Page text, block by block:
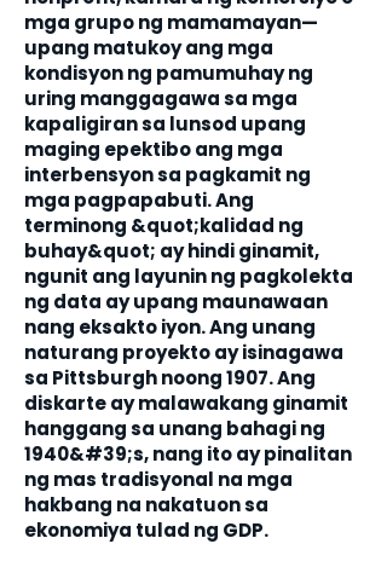
mga grupo ng mamamayan—
upang matukoy ang mga
kondisyon ng pamumuhay ng
uring manggagawa sa mga
kapaligiran sa lunsod upang
maging epektibo ang mga
interbensyon sa pagkamit ng
mga pagpapabuti. Ang
terminong &quot;kalidad ng
buhay&quot; ay hindi ginamit,
ngunit ang layunin ng pagkolekta
ng data ay upang maunawaan
nang eksakto iyon. Ang unang
naturang proyekto ay isinagawa
sa Pittsburgh noong 1907. Ang
diskarte ay malawakang ginamit
hanggang sa unang bahagi ng
1940&#39;s, nang ito ay pinalitan
ng mas tradisyonal na mga
hakbang na nakatuon sa
ekonomiya tulad ng GDP.